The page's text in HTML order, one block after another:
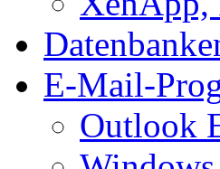
E-Mail-
Outlook